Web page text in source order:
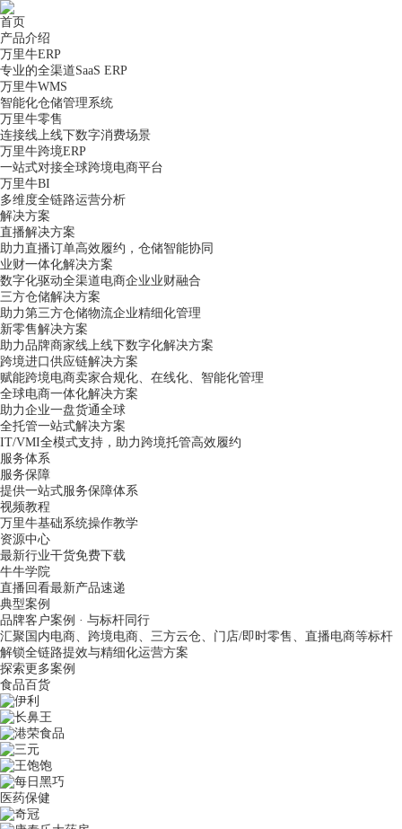
首页
产品介绍
万里牛ERP
专业的全渠道SaaS ERP
万里牛WMS
智能化仓储管理系统
万里牛零售
连接线上线下数字消费场景
万里牛跨境ERP
一站式对接全球跨境电商平台
万里牛BI
多维度全链路运营分析
解决方案
直播解决方案
助力直播订单高效履约，仓储智能协同
业财一体化解决方案
数字化驱动全渠道电商企业业财融合
三方仓储解决方案
助力第三方仓储物流企业精细化管理
新零售解决方案
助力品牌商家线上线下数字化解决方案
跨境进口供应链解决方案
赋能跨境电商卖家合规化、在线化、智能化管理
全球电商一体化解决方案
助力企业一盘货通全球
全托管一站式解决方案
IT/VMI全模式支持，助力跨境托管高效履约
服务体系
服务保障
提供一站式服务保障体系
视频教程
万里牛基础系统操作教学
资源中心
最新行业干货免费下载
牛牛学院
直播回看最新产品速递
典型案例
品牌客户案例 · 与标杆同行
汇聚国内电商、跨境电商、三方云仓、门店/即时零售、直播电商等标杆
解锁全链路提效与精细化运营方案
探索更多案例
食品百货
医药保健